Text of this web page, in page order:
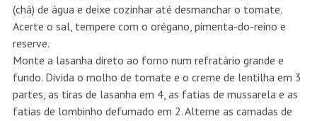
(chá) de água e deixe cozinhar até desmanchar o tomate.
Acerte o sal, tempere com o orégano, pimenta-do-reino e
reserve.
Monte a lasanha direto ao forno num refratário grande e
fundo. Divida o molho de tomate e o creme de lentilha em 3
partes, as tiras de lasanha em 4, as fatias de mussarela e as
fatias de lombinho defumado em 2. Alterne as camadas de